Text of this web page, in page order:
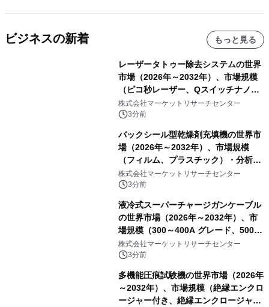
ビジネスの新着 もっと見る
レーザータトゥー除去システムの世界
市場（2026年～2032年）、市場規模
（ピコ秒レーザー、Qスイッチナノ秒
レーザー）・分析レポートを発表
株式会社マーケットリサーチセンター
3分前
バックシール型乾燥剤充填機の世界市
場（2026年～2032年）、市場規模
（フィルム、プラスチック）・分析レ
ポートを発表
株式会社マーケットリサーチセンター
3分前
液冷式スーパーチャージガンケーブル
の世界市場（2026年～2032年）、市
場規模（300～400A グレード、500A
グレード、600～800A グレード、
1000A グレード）・分析レポートを発
株式会社マーケットリサーチセンター
3分前
多機能圧痕試験機の世界市場（2026年
～2032年）、市場規模（絶縁エンクロ
ージャー付き、絶縁エンクロージャー